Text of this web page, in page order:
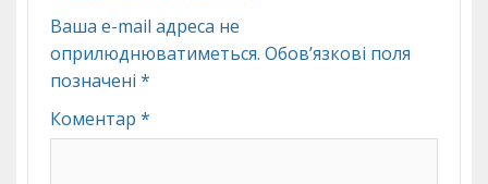
Ваша e-mail адреса не
оприлюднюватиметься. Обов’язкові поля
позначені *
Коментар *